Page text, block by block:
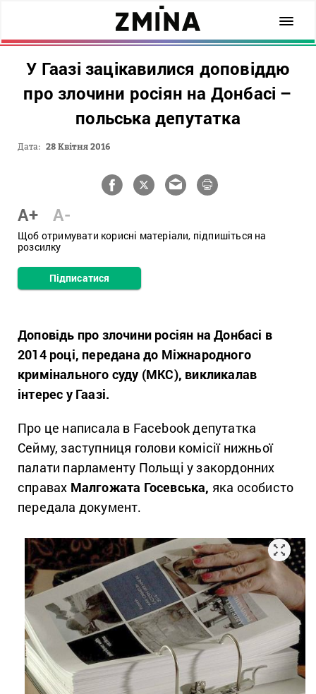
У Гаазі зацікавилися доповіддю
про злочини росіян на Донбасі –
польська депутатка
Дата: 28 Квітня 2016
A+ A-
Щоб отримувати корисні матеріали, підпишіться на
розсилку
Підписатися
Доповідь про злочини росіян на Донбасі в
2014 році, передана до Міжнародного
кримінального суду (МКС), викликалав
інтерес у Гаазі.
Про це написала в Facebook депутатка
Сейму, заступниця голови комісії нижньої
палати парламенту Польщі у закордонних
справах Малгожата Госевська, яка особисто
передала документ.